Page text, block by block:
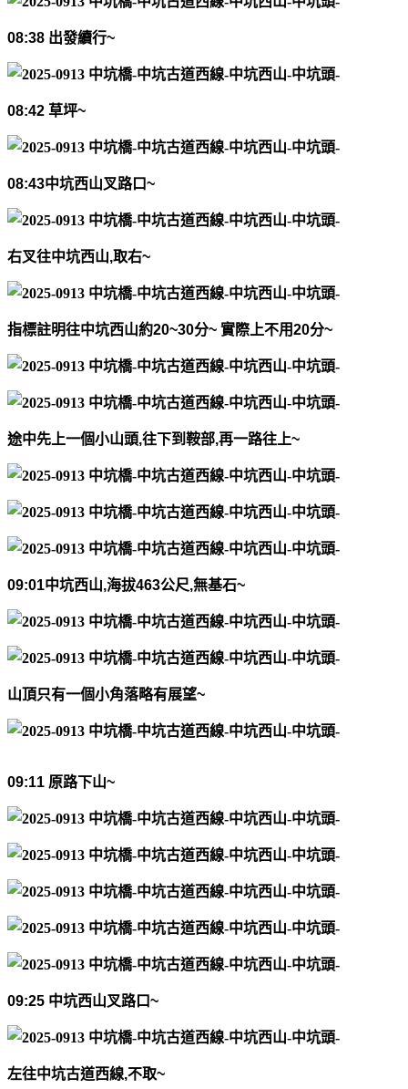
08:38 出發續行~
08:42 草坪~
08:43中坑西山叉路口~
右叉往中坑西山,取右~
指標註明往中坑西山約20~30分~ 實際上不用20分~
途中先上一個小山頭,往下到鞍部,再一路往上~
09:01中坑西山,海拔463公尺,無基石~
山頂只有一個小角落略有展望~
09:11 原路下山~
09:25 中坑西山叉路口~
左往中坑古道西線,不取~